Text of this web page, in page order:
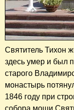
Святитель Тихон
здесь умер и был
старого
монастырь
1846 году при
собора мощи